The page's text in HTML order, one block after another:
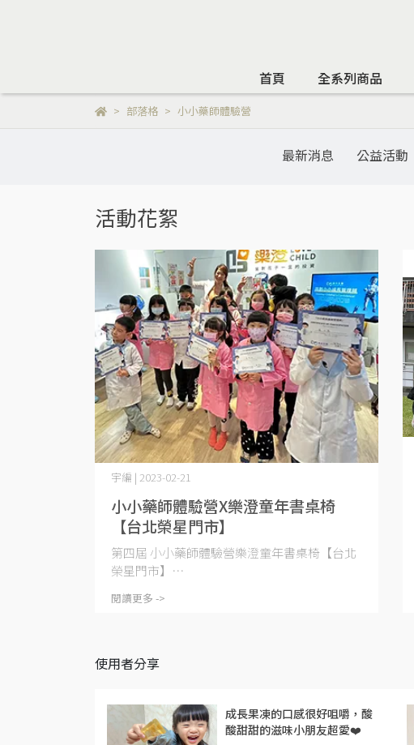
首頁 全系列商品
部落格 小小藥師體驗營
最新消息 公益活動
活動花絮
小小藥師體驗營X樂澄童年書桌椅
【台北榮星門市】
宇編 | 2023-02-21
第四屆 小小藥師體驗營樂澄童年書桌椅【台北
榮星門市】⋯
閱讀更多 ->
使用者分享
成長果凍的口感很好咀嚼，酸
酸甜甜的滋味小朋友超愛❤️